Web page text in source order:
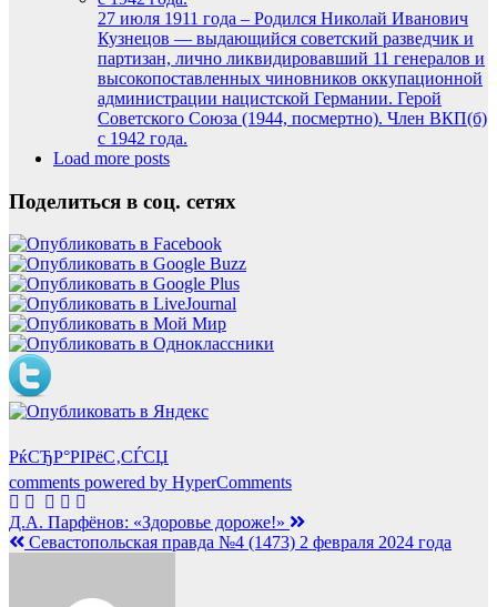
27 июля 1911 года – Родился Николай Иванович
Кузнецов — выдающийся советский разведчик и
партизан, лично ликвидировавший 11 генералов и
высокопоставленных чиновников оккупационной
администрации нацистской Германии. Герой
Советского Союза (1944, посмертно). Член ВКП(б)
с 1942 года.
Load more posts
Поделиться в соц. сетях
РќСЂР°РІРёС‚СЃСЏ
comments powered by HyperComments
Навигация
по
Д.А. Парфёнов: «Здоровье дороже!»
Севастопольская правда №4 (1473) 2 февраля 2024 года